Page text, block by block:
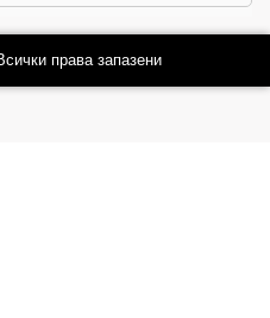
права запазени